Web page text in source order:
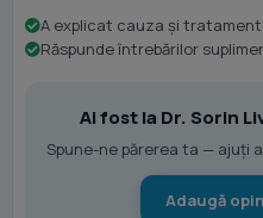
A explicat cauza și
Răspunde întrebărilor
Ai fost la Dr. Sorin
Spune-ne părerea ta — ajuți
Adaugă